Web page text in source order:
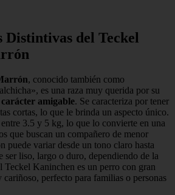
Distintivas del Teckel
, conocido también como
es una raza muy querida por su
carácter amigable. Se caracteriza por tener
cortas, lo que le brinda un aspecto único.
entre 3.5 y 5 kg, lo que lo convierte en una
que buscan un compañero de menor
puede variar desde un tono claro hasta
ser liso, largo o duro, dependiendo de la
Teckel Kaninchen es un perro con gran
perfecto para familias o personas